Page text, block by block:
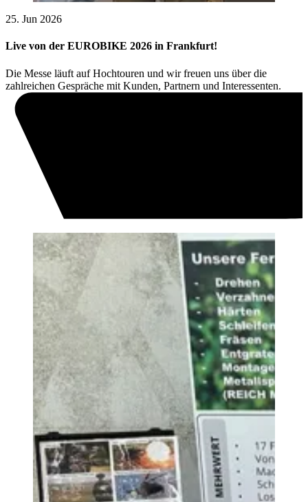
25. Jun 2026
Live von der EUROBIKE 2026 in Frankfurt!
Die Messe läuft auf Hochtouren und wir freuen uns über die
zahlreichen Gespräche mit Kunden, Partnern und Interessenten.